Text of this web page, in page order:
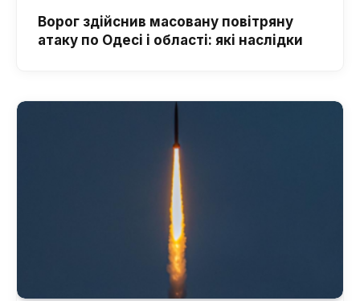
Ворог здійснив масовану повітряну
атаку по Одесі і області: які наслідки